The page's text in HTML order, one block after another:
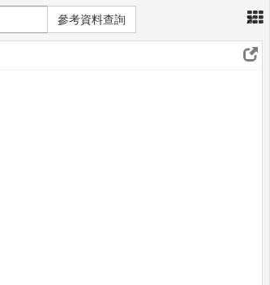
×
參考資料查詢